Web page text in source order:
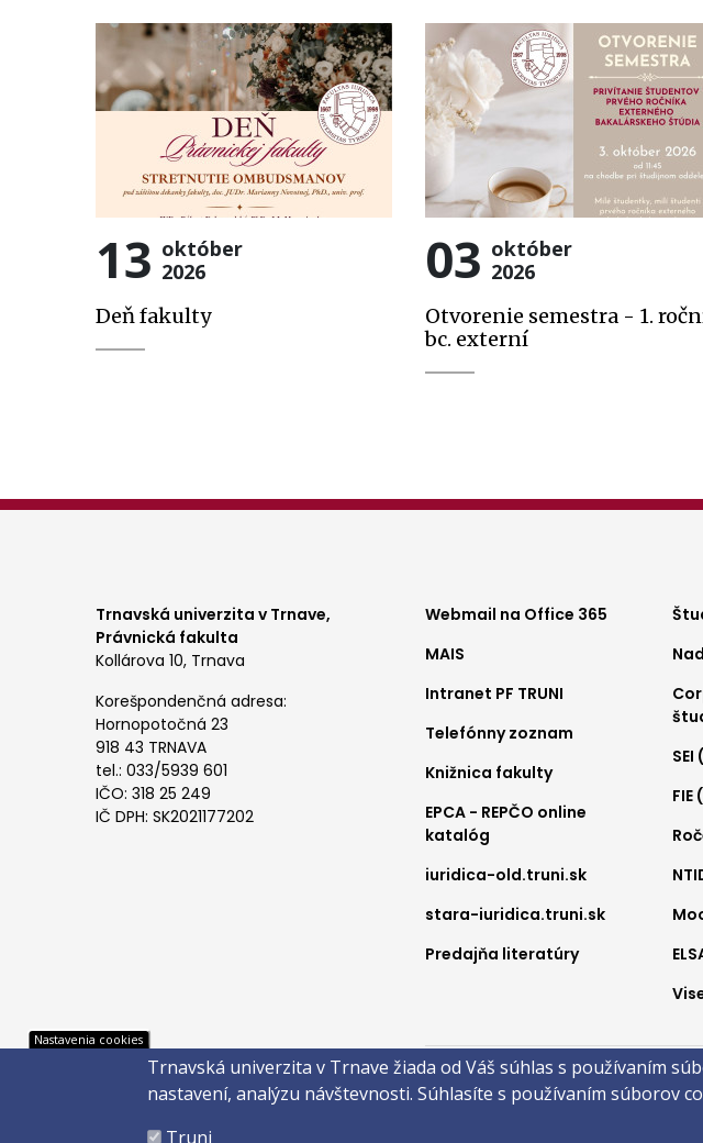
13 október
2026
Deň fakulty
03 október
2026
Otvorenie semestra - 1.
bc. externí
Trnavská univerzita v Trnave,
Právnická fakulta
Kollárova 10, Trnava
Korešpondenčná adresa:
Hornopotočná 23
918 43 TRNAVA
tel.: 033/5939 601
IČO: 318 25 249
IČ DPH: SK2021177202
Footer
menu
1
Webmail na Office 365
MAIS
Intranet PF TRUNI
Telefónny zoznam
Knižnica fakulty
EPCA - REPČO online
katalóg
iuridica-old.truni.sk
stara-iuridica.truni.sk
Predajňa literatúry
2
Päta
Správca obsahu Technická podpora
Nastavenia cookies
Trnavská univerzita v Trnave žiada od Váš súhlas s používaním
nastavení, analýzu návštevnosti. Súhlasíte s používaním súborov
Truni